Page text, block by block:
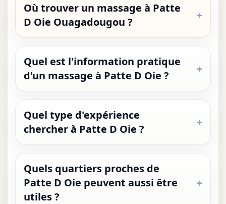
Où trouver un massage à Patte
D Oie Ouagadougou ?
Quel est l'information pratique
d'un massage à Patte D Oie ?
Quel type d'expérience
chercher à Patte D Oie ?
Quels quartiers proches de
Patte D Oie peuvent aussi être
utiles ?